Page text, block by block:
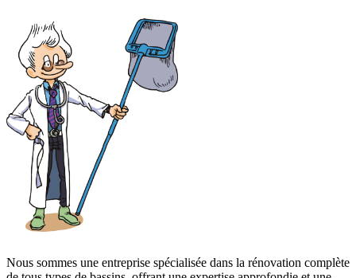
Nous sommes une entreprise spécialisée dans la rénovation complète